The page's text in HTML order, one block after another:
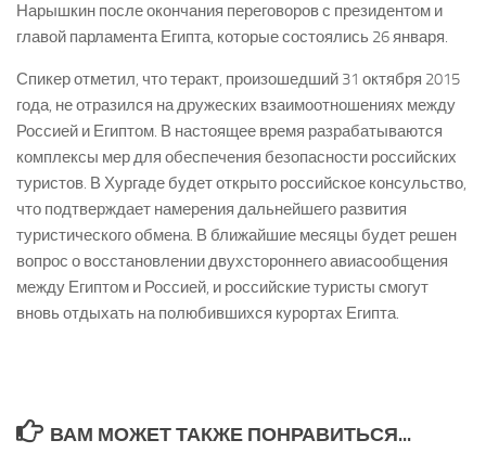
Нарышкин после окончания переговоров с президентом и
главой парламента Египта, которые состоялись 26 января.
Спикер отметил, что теракт, произошедший 31 октября 2015
года, не отразился на дружеских взаимоотношениях между
Россией и Египтом. В настоящее время разрабатываются
комплексы мер для обеспечения безопасности российских
туристов. В Хургаде будет открыто российское консульство,
что подтверждает намерения дальнейшего развития
туристического обмена. В ближайшие месяцы будет решен
вопрос о восстановлении двухстороннего авиасообщения
между Египтом и Россией, и российские туристы смогут
вновь отдыхать на полюбившихся курортах Египта.
ВАМ МОЖЕТ ТАКЖЕ ПОНРАВИТЬСЯ...